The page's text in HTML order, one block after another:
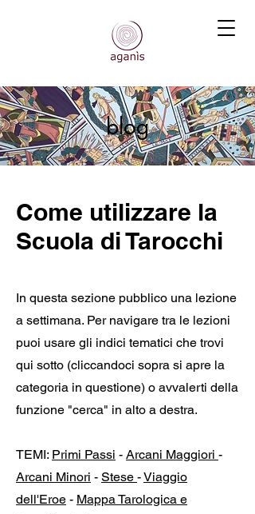
blog
Come utilizzare la
Scuola di Tarocchi
In questa sezione pubblico una lezione
a settimana. Per navigare tra le lezioni
puoi usare gli indici tematici che trovi
qui sotto (cliccandoci sopra si apre la
categoria in questione) o avvalerti della
funzione "cerca" in alto a destra.
TEMI: Primi Passi - Arcani Maggiori -
Arcani Minori - Stese -Viaggio
dell'Eroe - Mappa Tarologica e